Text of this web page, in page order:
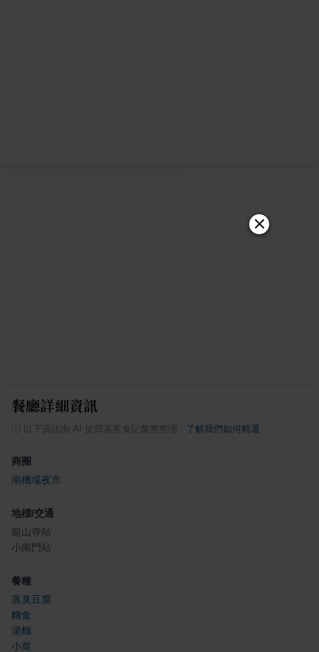
餐廳詳細資訊
以下資訊由 AI 從部落客食記彙整整理 了解我們如何精選
商圈
南機場夜市
地標/交通
龍山寺站
小南門站
餐種
蒸臭豆腐
麵食
湯麵
小菜